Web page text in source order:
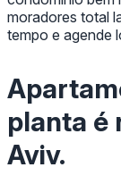
moradores total
tempo e agende
planta é
Aviv.